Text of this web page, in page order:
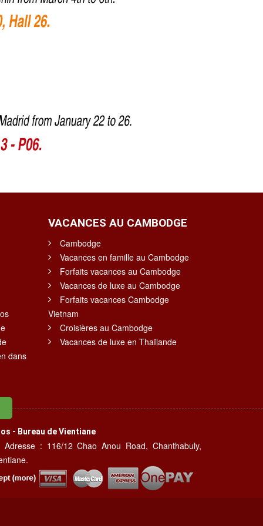
dans
VACANCES AU CAMBODGE
Cambodge
Vacances en famille au Cambodge
Forfaits vacances au Cambodge
Vacances de luxe au Cambodge
Forfaits vacances Cambodge
Vietnam
Croisières au Cambodge
Vacances de luxe en Thaïlande
- Bureau de Vientiane
Adresse : 116/12 Chao Anou Road, Chanthabuly,